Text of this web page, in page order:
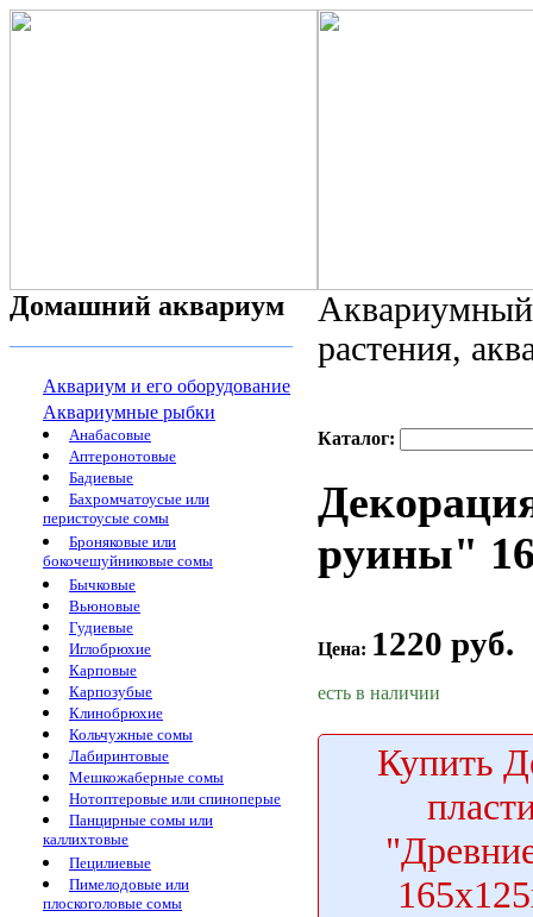
Домашний аквариум
Аквариум и его оборудование
Аквариумные рыбки
Анабасовые
Аптеронотовые
Бадиевые
Бахромчатоусые или
перистоусые сомы
Броняковые или
бокочешуйниковые сомы
Бычковые
Вьюновые
Гудиевые
Иглобрюхие
Карповые
Карпозубые
Клинобрюхие
Кольчужные сомы
Лабиринтовые
Мешкожаберные сомы
Нотоптеровые или спиноперые
Панцирные сомы или
каллихтовые
Пецилиевые
Пимелодовые или
плоскоголовые сомы
растения,
Каталог:
руины"
Цена: 1220 руб.
есть в наличии
Купить